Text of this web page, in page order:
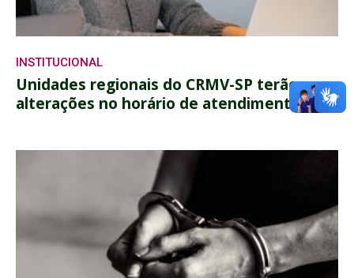
INSTITUCIONAL
Unidades regionais do CRMV-SP terão
alterações no horário de atendimento